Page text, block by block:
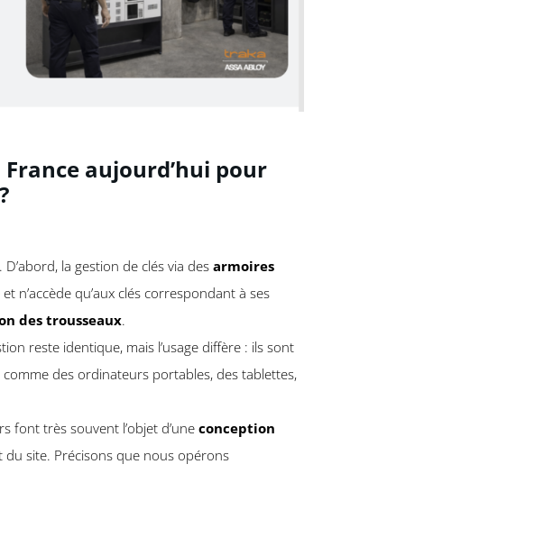
aujourd’hui pour
la gestion de clés via des armoires
n’accède qu’aux clés correspondant à ses
des trousseaux.
reste identique, mais l’usage diffère : ils sont
comme des ordinateurs portables, des tablettes,
font très souvent l’objet d’une conception
du site. Précisons que nous opérons